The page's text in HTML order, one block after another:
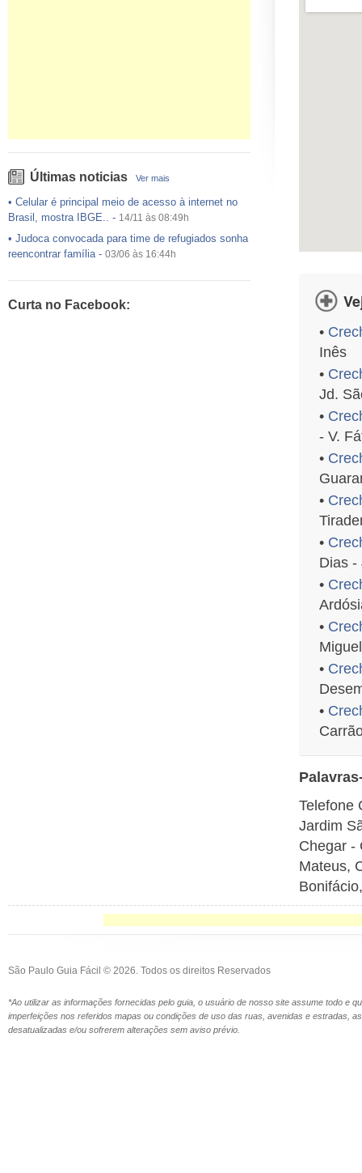
Últimas noticias Ver mais
• Celular é principal meio de acesso à internet no
Brasil, mostra IBGE.. - 14/11 às 08:49h
• Judoca convocada para time de refugiados sonha
reencontrar família- 03/06 às 16:44h
•Exército egípcio diz que encontrou destroços de
Curta no Facebook:
•
Inês
•
Jd.
•
- V.
•
•
•
Dias -
•
•
•
•
Telefone
Jardim
Chegar -
Mateus,
São Paulo Guia Fácil © 2026. Todos os direitos Reservados
*Ao utilizar as informações fornecidas pelo guia, o usuário de nosso site assume todo e
imperfeições nos referidos mapas ou condições de uso das ruas, avenidas e estradas,
desatualizadas e/ou sofrerem alterações sem aviso prévio.